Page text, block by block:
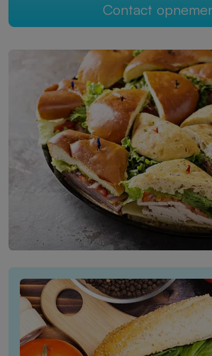
Contact